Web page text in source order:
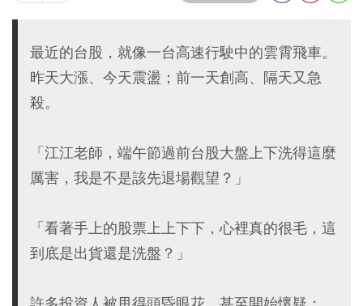
最近的台股，就像一台高速行駛中的雲霄飛車。
昨天大漲、今天震盪；前一天創高、隔天又急
殺。
「江江老師，端午節過前台股大盤上下洗得這麼
厲害，我是不是該先退場觀望？」
「看著手上的股票上上下下，心裡真的很毛，這
到底是出貨還是洗盤？」